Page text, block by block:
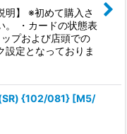
明】 ※初めて購入さ
。 ・カードの状態表
プおよび店頭での
設定となっておりま
(SR) {102/081} [M5/